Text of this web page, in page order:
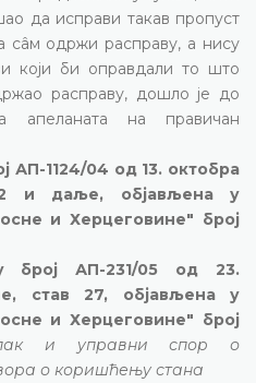
да исправи такав пропуст
сâм одржи расправу, а нису
који би оправдали то што
расправу, дошло је до
апеланата на правичан
АП-1124/04 од 13. октобра
и даље, објављена у
и Херцеговине" број
број АП-231/05 од 23.
став 27, објављена у
и Херцеговине" број
и управни спор о
о коришћењу стана